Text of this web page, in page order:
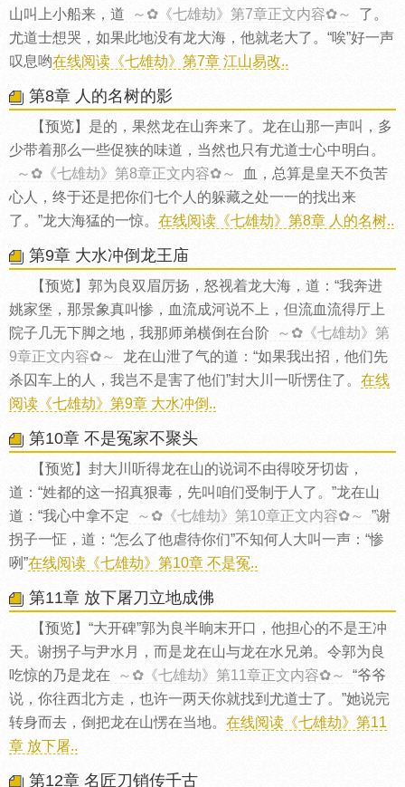
山叫上小船来，道
～✿《七雄劫》第7章正文内容✿～
了。
尤道士想哭，如果此地没有龙大海，他就老大了。“唉”好一声
叹息哟在线阅读《七雄劫》第7章 江山易改..
第8章 人的名树的影
【预览】是的，果然龙在山奔来了。龙在山那一声叫，多
少带着那么一些促狭的味道，当然也只有尤道士心中明白。
～✿《七雄劫》第8章正文内容✿～
血，总算是皇天不负苦
心人，终于还是把你们七个人的躲藏之处一一的找出来
了。”龙大海猛的一惊。 在线阅读《七雄劫》第8章 人的名树..
第9章 大水冲倒龙王庙
【预览】郭为良双眉厉扬，怒视着龙大海，道：“我奔进
姚家堡，那景象真叫惨，血流成河说不上，但流血流得厅上
院子几无下脚之地，我那师弟横倒在台阶
～✿《七雄劫》第
9章正文内容✿～
龙在山泄了气的道：“如果我出招，他们先
杀囚车上的人，我岂不是害了他们”封大川一听愣住了。 在线
阅读《七雄劫》第9章 大水冲倒..
第10章 不是冤家不聚头
【预览】封大川听得龙在山的说词不由得咬牙切齿，
道：“姓都的这一招真狠毒，先叫咱们受制于人了。”龙在山
道：“我心中拿不定
～✿《七雄劫》第10章正文内容✿～
”谢
拐子一怔，道：“怎么了他虐待你们”不知何人大叫一声：“惨
咧”在线阅读《七雄劫》第10章 不是冤..
第11章 放下屠刀立地成佛
【预览】“大开碑”郭为良半晌末开口，他担心的不是王冲
天。谢拐子与尹水月，而是龙在山与龙在水兄弟。令郭为良
吃惊的乃是龙在
～✿《七雄劫》第11章正文内容✿～
“爷爷
说，你往西北方走，也许一两天你就找到尤道士了。”她说完
转身而去，倒把龙在山愣在当地。 在线阅读《七雄劫》第11
章 放下屠..
第12章 名匠刀销传千古